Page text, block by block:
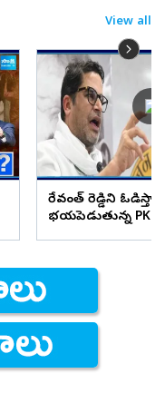
View all
రేవంత్ రెడ్డిని ఓడిస్తా..
భయపెడుతున్న PK